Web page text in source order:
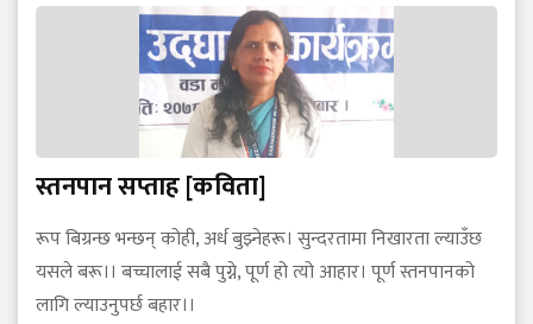
स्तनपान सप्ताह [कविता]
रूप बिग्रन्छ भन्छन् कोही, अर्ध बुझ्नेहरू। सुन्दरतामा निखारता ल्याउँछ
यसले बरू।। बच्चालाई सबै पुग्ने, पूर्ण हो त्यो आहार। पूर्ण स्तनपानको
लागि ल्याउनुपर्छ बहार।।